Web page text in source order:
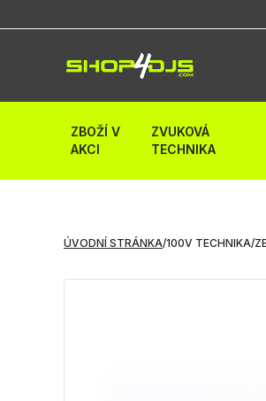
ZBOŽÍ V
AKCI
ZVUKOVÁ
TECHNIKA
ÚVODNÍ STRÁNKA/100V TECHNIKA/